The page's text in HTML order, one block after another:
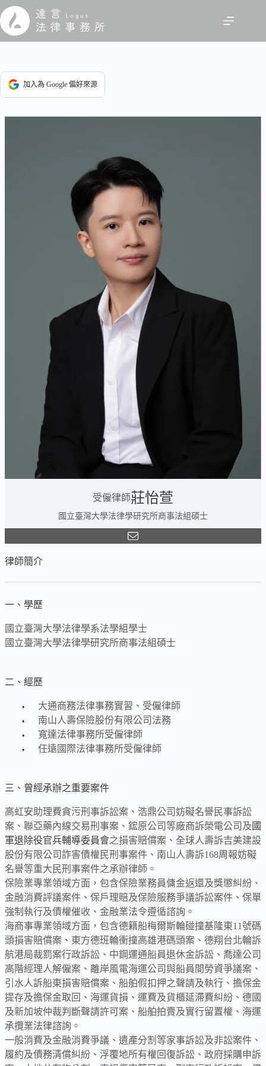
跳
至
主
加入為 Google 偏好來源
受僱律師莊怡萱
國立臺灣大學法律學研究所商事法組碩士
律師簡介
一、學歷
國立臺灣大學法律學系法學組學士
國立臺灣大學法律學研究所商事法組碩士
二、經歷
大通商務法律事務實習、受僱律師
南山人壽保險股份有限公司法務
寬達法律事務所受僱律師
任遠國際法律事務所受僱律師
三、曾經承辦之重要案件
高虹安助理費貪污刑事訴訟案、浩鼎公司妨礙名譽民事訴訟
案、聯亞藥內線交易刑事案、鋐原公司等廠商訴榮電公司及 國
軍退除役官兵輔導委員會之損害賠償案、全球人壽訴吉美建設
股份有限公司詐害債權民刑事案件、南山人壽訴168周報妨礙
名譽等重大民刑事案件之承辦律師。
保險業專業領域方面，包含保險業務員傭金返還及獎懲糾紛、
金融消費評議案件、保戶理賠及保險服務爭議訴訟案件、保單
強制執行及債權催收、金融業法令遵循諮詢。
海商事專業領域方面，包含德籍船梅爾斯輪碰撞基隆東11號碼
頭損害賠償案、東方德班輪衝撞高雄港碼頭案、德翔台北輪訴
航港局裁罰案行政訴訟、中鋼運通船員退休金訴訟、喬達公司
高階經理人解僱案、離岸風電海運公司與船員間勞資爭議案、
引水人訴船東損害賠償案、船舶假扣押之聲請及執行、擔保金
提存及擔保金取回、海運貨損、運費及貨櫃延滯費糾紛、德國
及新加坡仲裁判斷聲請許可案、船舶拍賣及實行留置權、海運
承攬業法律諮詢。
一般消費及金融消費爭議、遺產分割等家事訴訟及非訟案件、
履約及債務清償糾紛、浮覆地所有權回復訴訟、政府採購申訴